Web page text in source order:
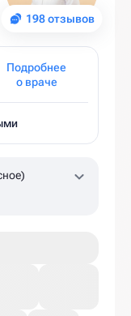
198 отзывов
Подробнее
о враче